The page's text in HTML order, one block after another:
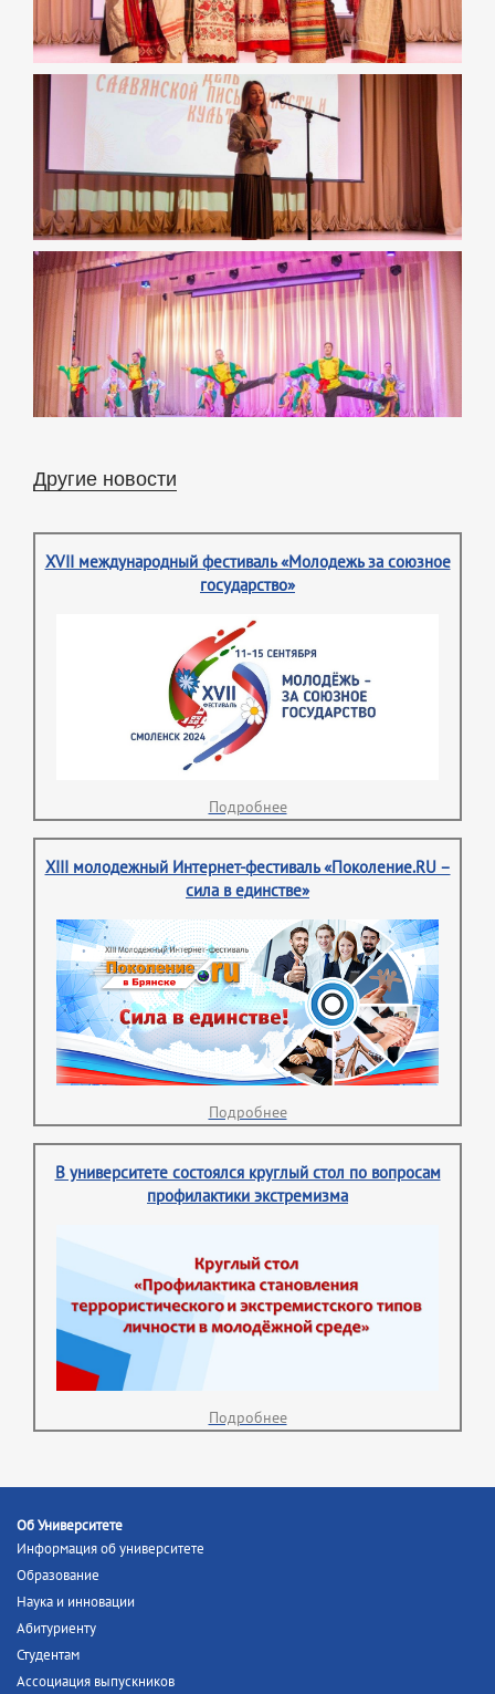
Другие новости
XVII международный фестиваль «Молодежь за союзное
государство»
Подробнее
XIII молодежный Интернет-фестиваль «Поколение.RU –
сила в единстве»
Подробнее
В университете состоялся круглый стол по вопросам
профилактики экстремизма
Подробнее
Об Университете
Информация об университете
Образование
Наука и инновации
Абитуриенту
Студентам
Ассоциация выпускников